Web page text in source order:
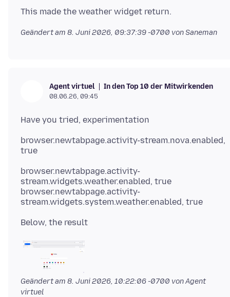
Geändert am 8. Juni 2026, 09:37:39 -0700 von Saneman
Agent virtuel In den Top 10 der Mitwirkenden
08.06.26, 09:45
browser.newtabpage.activity-stream.nova.enabled,
browser.newtabpage.activity-
stream.widgets.weather.enabled, true
browser.newtabpage.activity-
Geändert am 8. Juni 2026, 10:22:06 -0700 von Agent
virtuel